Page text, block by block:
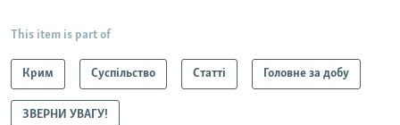
This item is part of
Крим Суспільство Статті Головне за добу
ЗВЕРНИ УВАГУ!